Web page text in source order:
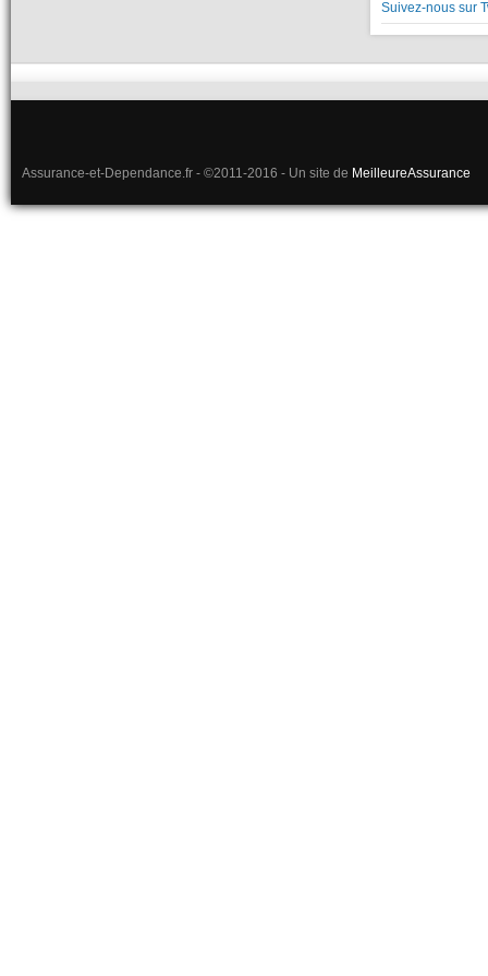
Suivez-nous sur
Assurance-et-Dependance.fr - ©2011-2016 - Un site de MeilleureAssurance